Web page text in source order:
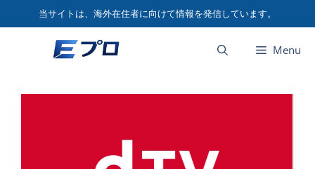
ン
当サイトは、海外在住者に向けて情報を発信しています。
Menu